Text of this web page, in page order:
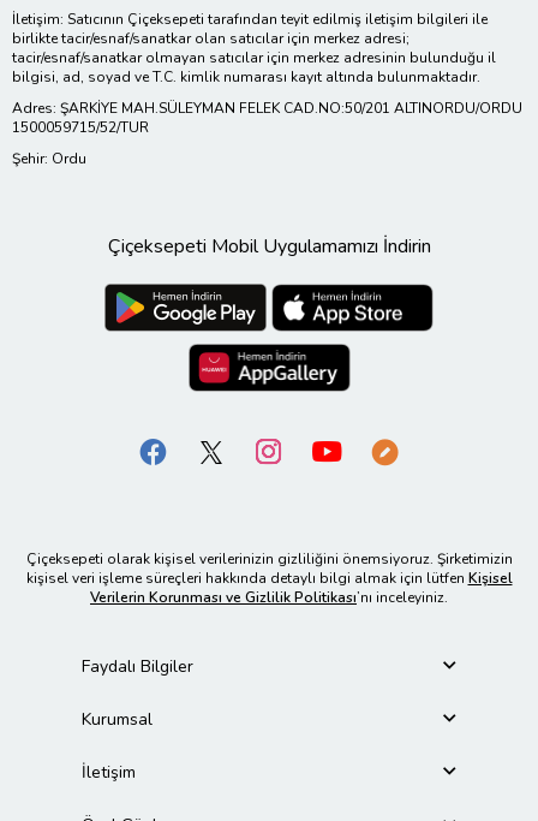
İletişim: Satıcının Çiçeksepeti tarafından teyit edilmiş iletişim bilgileri ile
birlikte tacir/esnaf/sanatkar olan satıcılar için merkez adresi;
tacir/esnaf/sanatkar olmayan satıcılar için merkez adresinin bulunduğu il
bilgisi, ad, soyad ve T.C. kimlik numarası kayıt altında bulunmaktadır.
Adres: ŞARKİYE MAH.SÜLEYMAN FELEK CAD.NO:50/201 ALTINORDU/ORDU
1500059715/52/TUR
Şehir: Ordu
Çiçeksepeti Mobil Uygulamamızı İndirin
Çiçeksepeti olarak kişisel verilerinizin gizliliğini önemsiyoruz. Şirketimizin
kişisel veri işleme süreçleri hakkında detaylı bilgi almak için lütfen Kişisel
Verilerin Korunması ve Gizlilik Politikası’nı inceleyiniz.
Faydalı Bilgiler
Kurumsal
İletişim